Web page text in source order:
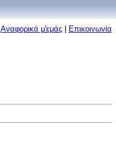
Αναφορικά μ'εμάς| Επικοινωνία